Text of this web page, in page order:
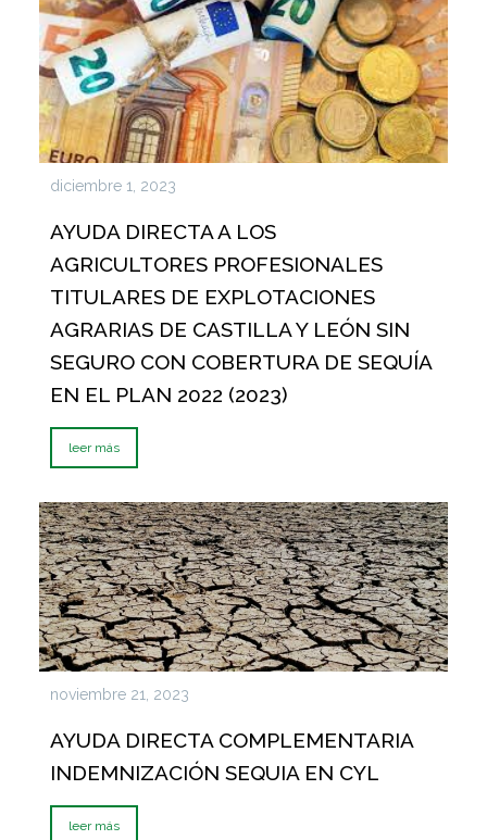
diciembre 1, 2023
AYUDA DIRECTA A LOS
AGRICULTORES PROFESIONALES
TITULARES DE EXPLOTACIONES
AGRARIAS DE CASTILLA Y LEÓN SIN
SEGURO CON COBERTURA DE SEQUÍA
EN EL PLAN 2022 (2023)
leer más
noviembre 21, 2023
AYUDA DIRECTA COMPLEMENTARIA
INDEMNIZACIÓN SEQUIA EN CYL
leer más